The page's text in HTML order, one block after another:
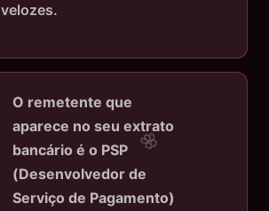
velozes.
O remetente que
aparece no seu extrato
bancário é o PSP
(Desenvolvedor de
Serviço de Pagamento)